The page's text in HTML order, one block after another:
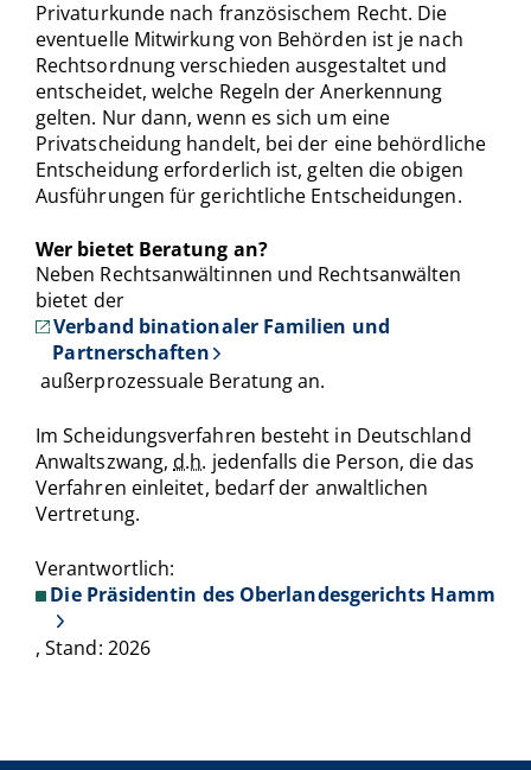
Privaturkunde nach französischem Recht. Die
eventuelle Mitwirkung von Behörden ist je nach
Rechtsordnung verschieden ausgestaltet und
entscheidet, welche Regeln der Anerkennung
gelten. Nur dann, wenn es sich um eine
Privatscheidung handelt, bei der eine behördliche
Entscheidung erforderlich ist, gelten die obigen
Ausführungen für gerichtliche Entscheidungen.
Wer bietet Beratung an?
Neben Rechtsanwältinnen und Rechtsanwälten
bietet der
Verband binationaler Familien und
Partnerschaften
außerprozessuale Beratung an.
Im Scheidungsverfahren besteht in Deutschland
Anwaltszwang,d.h. jedenfalls die Person, die das
Verfahren einleitet, bedarf der anwaltlichen
Vertretung.
Verantwortlich:
Die Präsidentin des Oberlandesgerichts Hamm
, Stand: 2026